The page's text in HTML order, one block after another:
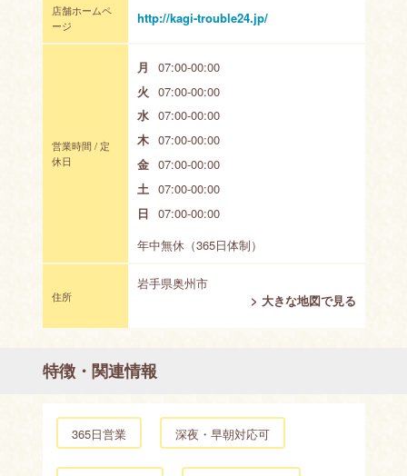
店舗ホームペ
ージ
http://kagi-trouble24.jp/
営業時間 / 定
休日
月
07:00-00:00
火 07:00-00:00
水 07:00-00:00
木 07:00-00:00
金 07:00-00:00
土 07:00-00:00
日 07:00-00:00
年中無休（365日体制）
住所
岩手県奥州市
> 大きな地図で見る
特徴・関連情報
365日営業 深夜・早朝対応可